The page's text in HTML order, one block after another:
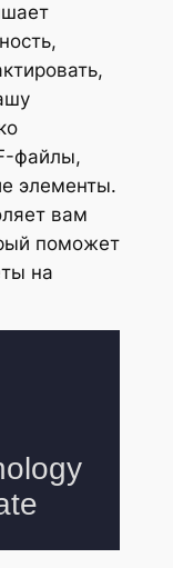
файлы,
элементы.
вам
поможет
на